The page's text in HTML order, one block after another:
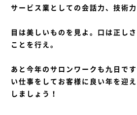
サービス業としての会話力、技術力
目は美しいものを見よ。口は正し
ことを行え。
あと今年のサロンワークも九日で
い仕事をしてお客様に良い年を迎
しましょう！